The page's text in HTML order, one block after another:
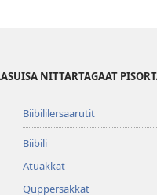
NITTARTAGAAT
Biibililersaarutit
Biibili
Atuakkat
Quppersakkat